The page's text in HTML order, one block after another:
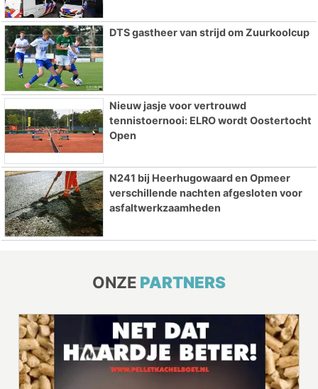
DTS gastheer van strijd om Zuurkoolcup
Nieuw jasje voor vertrouwd
tennistoernooi: ELRO wordt Oostertocht
Open
N241 bij Heerhugowaard en Opmeer
verschillende nachten afgesloten voor
asfaltwerkzaamheden
ONZE PARTNERS